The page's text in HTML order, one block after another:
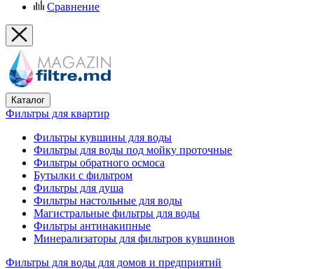
Сравнение
Каталог
Фильтры для квартир
Фильтры кувшины для воды
Фильтры для воды под мойку проточные
Фильтры обратного осмоса
Бутылки с фильтром
Фильтры для душа
Фильтры настольные для воды
Магистральные фильтры для воды
Фильтры антинакипные
Минерализаторы для фильтров кувшинов
Фильтры для воды для домов и предприятий